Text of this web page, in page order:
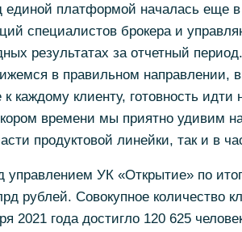
единой платформой началась еще в
специалистов брокера и
результатах за отчетный
в правильном направлении,
каждому клиенту, готовность идти
времени мы приятно удивим
продуктовой линейки, так и в
управлением УК «Открытие» по
рублей. Совокупное количество
2021 года достигло 120 625